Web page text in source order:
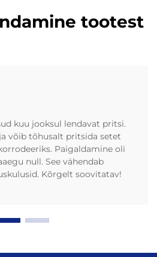
tootest
kuu jooksul lendavat pritsi.
võib tõhusalt pritsida setet
Paigaldamine oli
null. See vähendab
Kõrgelt soovitatav!